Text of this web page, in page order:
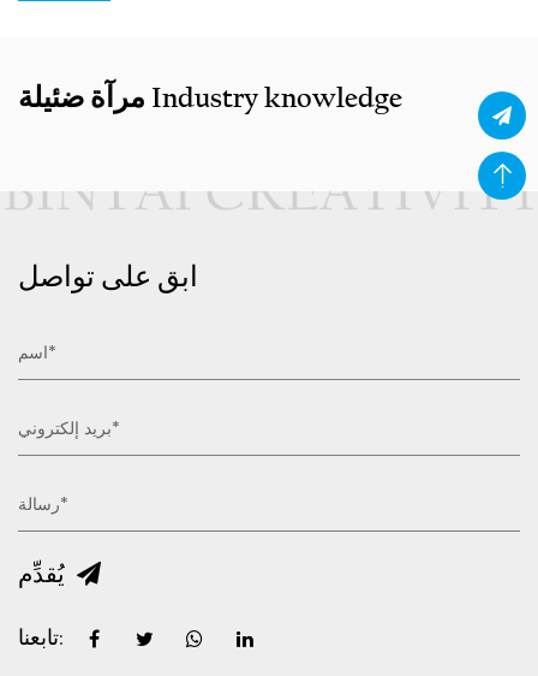
مرآة ضئيلة Industry knowledge
ابق على تواصل
تابعنا: